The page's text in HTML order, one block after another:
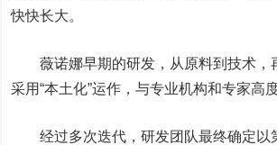
快快长大。
薇诺娜早期的研发，从原料到技术，
采用“本土化”运作，与专业机构和专家高
经过多次迭代，研发团队最终确定以